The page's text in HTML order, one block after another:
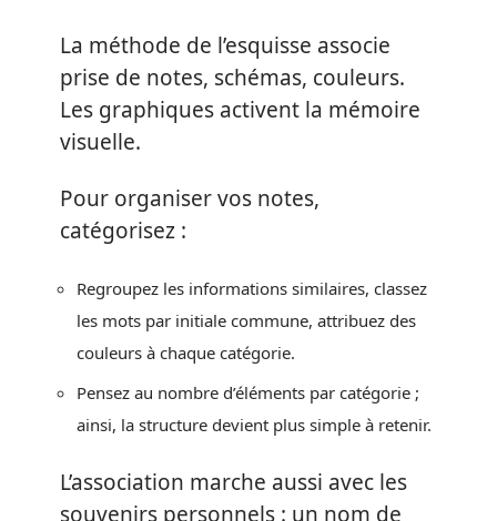
La méthode de l’esquisse associe
prise de notes, schémas, couleurs.
Les graphiques activent la mémoire
visuelle.
Pour organiser vos notes,
catégorisez :
Regroupez les informations similaires, classez
les mots par initiale commune, attribuez des
couleurs à chaque catégorie.
Pensez au nombre d’éléments par catégorie ;
ainsi, la structure devient plus simple à retenir.
L’association marche aussi avec les
souvenirs personnels : un nom de